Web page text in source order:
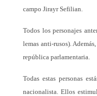
campo Jirayr Sefilian.
Todos los personajes
lemas anti-rusos).
república parlamentaria.
Todas estas personas
nacionalista. Ellos